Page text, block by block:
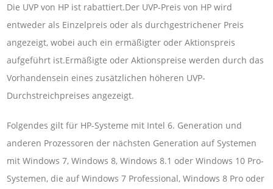
Die UVP von HP ist rabattiert.Der UVP-Preis von HP wird
entweder als Einzelpreis oder als durchgestrichener Preis
angezeigt, wobei auch ein ermäßigter oder Aktionspreis
aufgeführt ist.Ermäßigte oder Aktionspreise werden durch das
Vorhandensein eines zusätzlichen höheren UVP-
Durchstreichpreises angezeigt.
Folgendes gilt für HP-Systeme mit Intel 6. Generation und
anderen Prozessoren der nächsten Generation auf Systemen
mit Windows 7, Windows 8, Windows 8.1 oder Windows 10 Pro-
Systemen, die auf Windows 7 Professional, Windows 8 Pro oder